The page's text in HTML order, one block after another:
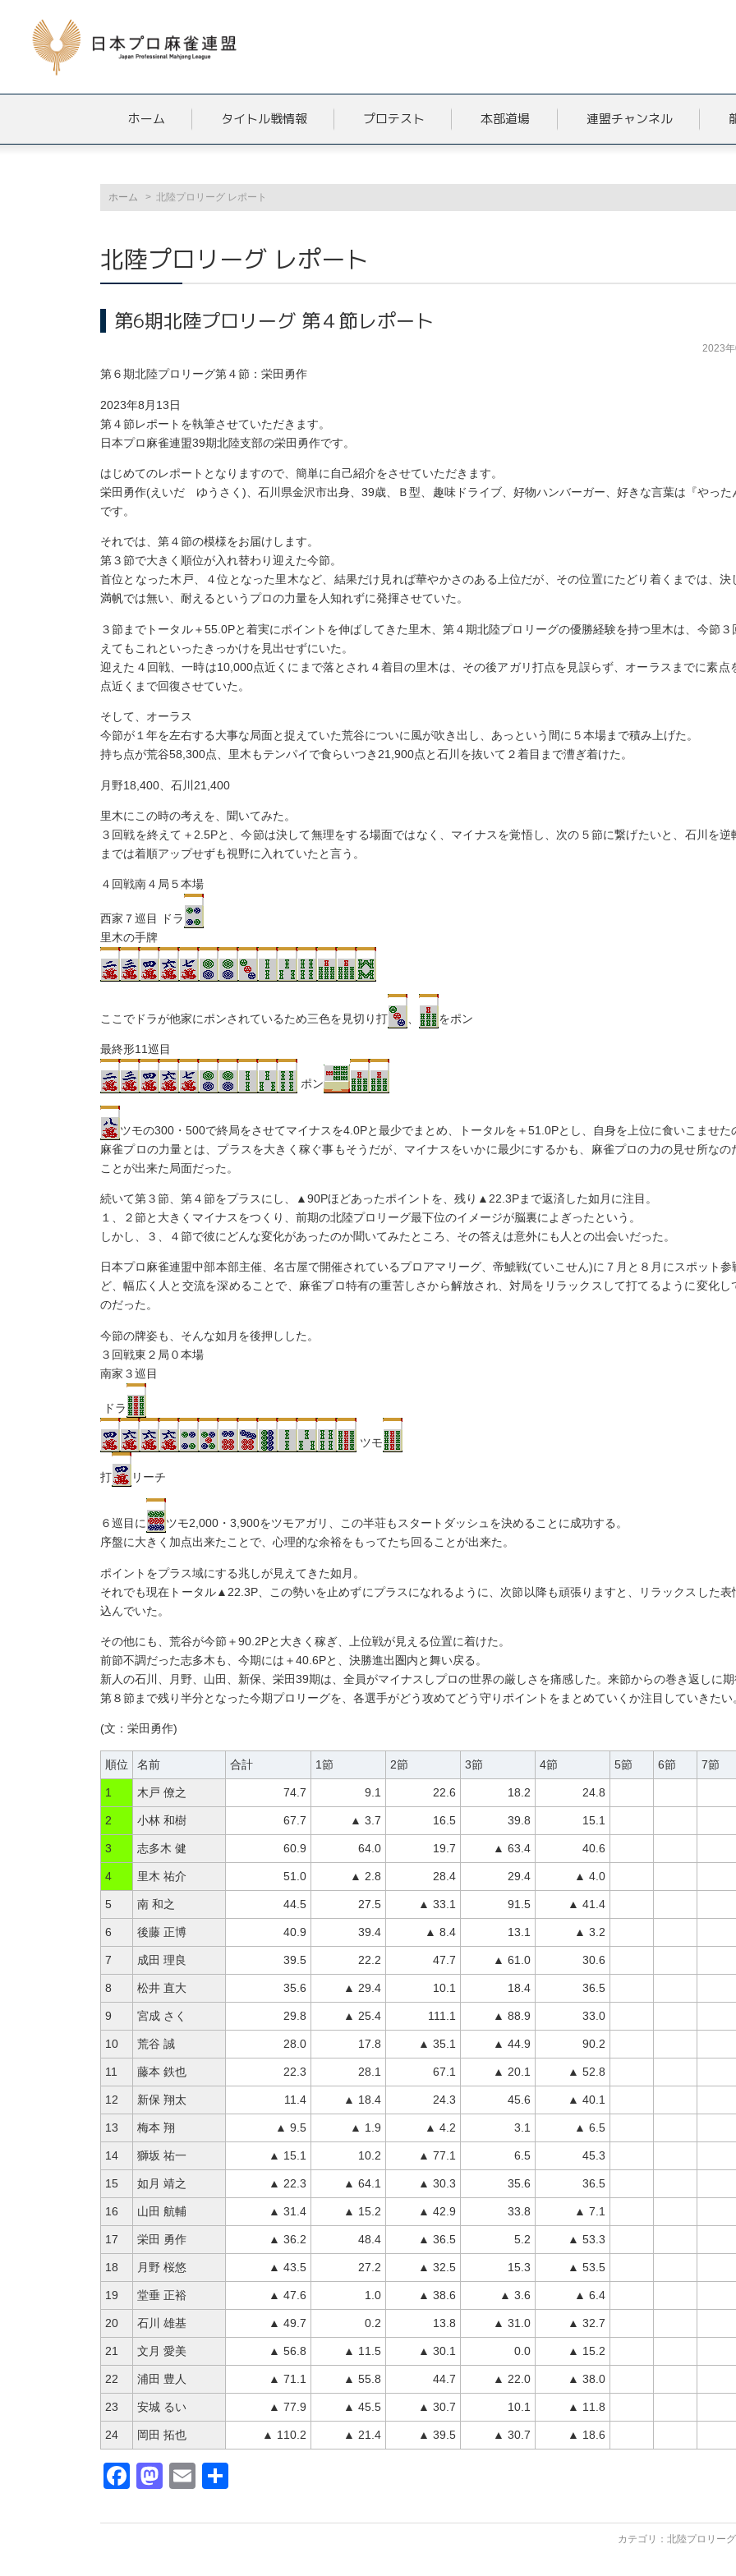
ホーム タイトル戦情報 プロテスト 本部道場 連盟チャンネル
ホーム 北陸プロリーグ レポート
北陸プロリーグ レポート
第6期北陸プロリーグ 第４節レポート
2023
第６期北陸プロリーグ第４節：栄田勇作
2023年8月13日
第４節レポートを執筆させていただきます。
日本プロ麻雀連盟39期北陸支部の栄田勇作です。
はじめてのレポートとなりますので、簡単に自己紹介をさせていただきます。
栄田勇作(えいだ ゆうさく)、石川県金沢市出身、39歳、Ｂ型、趣味ドライブ、好物ハンバーガー、好きな言葉は『やった
です。
それでは、第４節の模様をお届けします。
第３節で大きく順位が入れ替わり迎えた今節。
首位となった木戸、４位となった里木など、結果だけ見れば華やかさのある上位だが、その位置にたどり着くまでは、決
満帆では無い、耐えるというプロの力量を人知れずに発揮させていた。
３節までトータル＋55.0Pと着実にポイントを伸ばしてきた里木、第４期北陸プロリーグの優勝経験を持つ里木は、今節３
えてもこれといったきっかけを見出せずにいた。
迎えた４回戦、一時は10,000点近くにまで落とされ４着目の里木は、その後アガリ打点を見誤らず、オーラスまでに素点
点近くまで回復させていた。
そして、オーラス
今節が１年を左右する大事な局面と捉えていた荒谷についに風が吹き出し、あっという間に５本場まで積み上げた。
持ち点が荒谷58,300点、里木もテンパイで食らいつき21,900点と石川を抜いて２着目まで漕ぎ着けた。
月野18,400、石川21,400
里木にこの時の考えを、聞いてみた。
３回戦を終えて＋2.5Pと、今節は決して無理をする場面ではなく、マイナスを覚悟し、次の５節に繋げたいと、石川を逆
までは着順アップせずも視野に入れていたと言う。
４回戦南４局５本場
西家７巡目 ドラ
里木の手牌
ここでドラが他家にポンされているため三色を見切り打 をポン
最終形11巡目
ポン
ツモの300・500で終局をさせてマイナスを4.0Pと最少でまとめ、トータルを＋51.0Pとし、自身を上位に食いこませた
麻雀プロの力量とは、プラスを大きく稼ぐ事もそうだが、マイナスをいかに最少にするかも、麻雀プロの力の見せ所なの
ことが出来た局面だった。
続いて第３節、第４節をプラスにし、▲90Pほどあったポイントを、残り▲22.3Pまで返済した如月に注目。
１、２節と大きくマイナスをつくり、前期の北陸プロリーグ最下位のイメージが脳裏によぎったという。
しかし、３、４節で彼にどんな変化があったのか聞いてみたところ、その答えは意外にも人との出会いだった。
日本プロ麻雀連盟中部本部主催、名古屋で開催されているプロアマリーグ、帝鯱戦(ていこせん)に７月と８月にスポット参
ど、幅広く人と交流を深めることで、麻雀プロ特有の重苦しさから解放され、対局をリラックスして打てるように変化し
のだった。
今節の牌姿も、そんな如月を後押しした。
３回戦東２局０本場
南家３巡目
ドラ
ツモ
打 リーチ
６巡目に
ツモ2,000・3,900をツモアガリ、この半荘もスタートダッシュを決めることに成功する。
序盤に大きく加点出来たことで、心理的な余裕をもってたち回ることが出来た。
ポイントをプラス域にする兆しが見えてきた如月。
それでも現在トータル▲22.3P、この勢いを止めずにプラスになれるように、次節以降も頑張りますと、リラックスした表
込んでいた。
その他にも、荒谷が今節＋90.2Pと大きく稼ぎ、上位戦が見える位置に着けた。
前節不調だった志多木も、今期には＋40.6Pと、決勝進出圏内と舞い戻る。
新人の石川、月野、山田、新保、栄田39期は、全員がマイナスしプロの世界の厳しさを痛感した。来節からの巻き返しに
第８節まで残り半分となった今期プロリーグを、各選手がどう攻めてどう守りポイントをまとめていくか注目していきたい
(文：栄田勇作)
順位 名前 合計 1節 2節 3節 4節 5節 6節 7節
1 木戸 僚之 74.7 9.1 22.6 18.2 24.8
2 小林 和樹 67.7 ▲ 3.7 16.5 39.8 15.1
3 志多木 健 60.9 64.0 19.7 ▲ 63.4 40.6
4 里木 祐介 51.0 ▲ 2.8 28.4 29.4 ▲ 4.0
5 南 和之 44.5 27.5 ▲ 33.1 91.5 ▲ 41.4
6 後藤 正博 40.9 39.4 ▲ 8.4 13.1 ▲ 3.2
7 成田 理良 39.5 22.2 47.7 ▲ 61.0 30.6
8 松井 直大 35.6 ▲ 29.4 10.1 18.4 36.5
9 宮成 さく 29.8 ▲ 25.4 111.1 ▲ 88.9 33.0
10 荒谷 誠 28.0 17.8 ▲ 35.1 ▲ 44.9 90.2
11 藤本 鉄也 22.3 28.1 67.1 ▲ 20.1 ▲ 52.8
12 新保 翔太 11.4 ▲ 18.4 24.3 45.6 ▲ 40.1
13 梅本 翔 ▲ 9.5 ▲ 1.9 ▲ 4.2 3.1 ▲ 6.5
14 獅坂 祐一 ▲ 15.1 10.2 ▲ 77.1 6.5 45.3
15 如月 靖之 ▲ 22.3 ▲ 64.1 ▲ 30.3 35.6 36.5
16 山田 航輔 ▲ 31.4 ▲ 15.2 ▲ 42.9 33.8 ▲ 7.1
17 栄田 勇作 ▲ 36.2 48.4 ▲ 36.5 5.2 ▲ 53.3
18 月野 桜悠 ▲ 43.5 27.2 ▲ 32.5 15.3 ▲ 53.5
19 堂垂 正裕 ▲ 47.6 1.0 ▲ 38.6 ▲ 3.6 ▲ 6.4
20 石川 雄基 ▲ 49.7 0.2 13.8 ▲ 31.0 ▲ 32.7
21 文月 愛美 ▲ 56.8 ▲ 11.5 ▲ 30.1 0.0 ▲ 15.2
22 浦田 豊人 ▲ 71.1 ▲ 55.8 44.7 ▲ 22.0 ▲ 38.0
23 安城 るい ▲ 77.9 ▲ 45.5 ▲ 30.7 10.1 ▲ 11.8
24 岡田 拓也 ▲ 110.2 ▲ 21.4 ▲ 39.5 ▲ 30.7 ▲ 18.6
Facebook
Mastodon
Email
カテゴリ： 北陸プロリー